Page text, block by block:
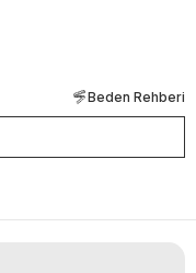
Beden Rehberi